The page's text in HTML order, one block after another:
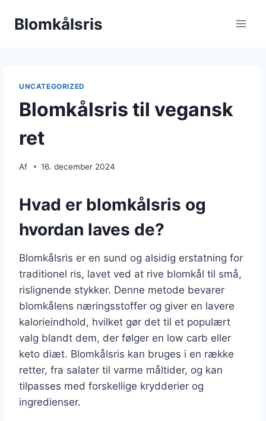
Blomkålsris
UNCATEGORIZED
Blomkålsris til vegansk
ret
Af 16. december 2024
Hvad er blomkålsris og
hvordan laves de?
Blomkålsris er en sund og alsidig erstatning for
traditionel ris, lavet ved at rive blomkål til små,
rislignende stykker. Denne metode bevarer
blomkålens næringsstoffer og giver en lavere
kalorieindhold, hvilket gør det til et populært
valg blandt dem, der følger en low carb eller
keto diæt. Blomkålsris kan bruges i en række
retter, fra salater til varme måltider, og kan
tilpasses med forskellige krydderier og
ingredienser.